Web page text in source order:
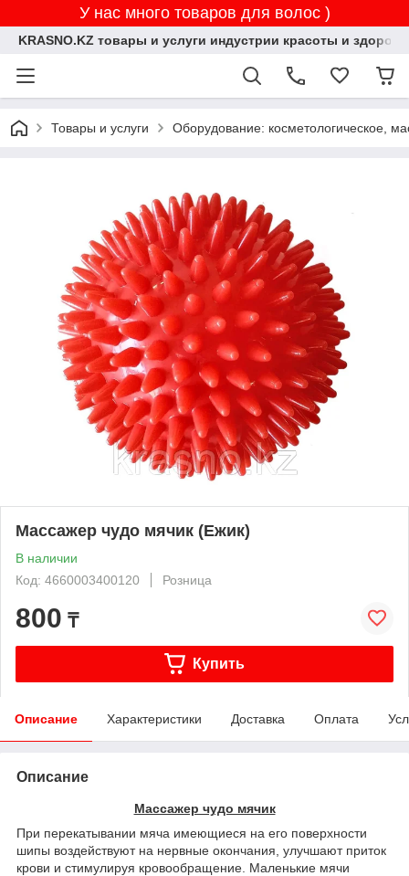
У нас много товаров для волос )
KRASNO.KZ товары и услуги индустрии красоты и
Товары и услуги Оборудование: косметологическое,
Массажер чудо мячик (Ежик)
В наличии
Код: 4660003400120
Розница
800 ₸
Купить
Описание Характеристики Доставка Оплата
Описание
Массажер чудо мячик
При перекатывании мяча имеющиеся на его поверхности
шипы воздействуют на нервные окончания, улучшают приток
крови и стимулируя кровообращение. Маленькие мячи